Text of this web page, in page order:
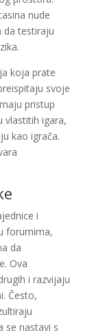
nude
da testiraju
koja prate
svoje
pristup
vlastitih igara,
kao igrača.
i
forumima,
da
Ova
i razvijaju
Često,
se nastavi s